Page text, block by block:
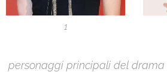
1
personaggi principali del drama